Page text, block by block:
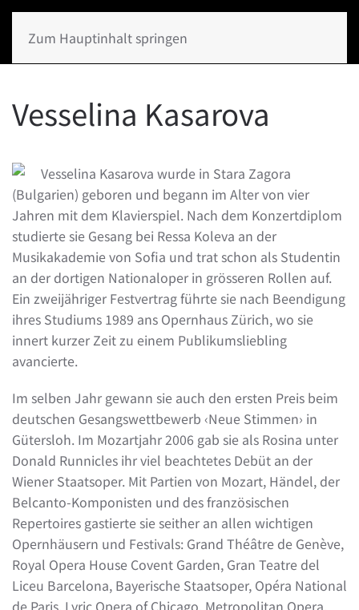
Zum Hauptinhalt springen
Vesselina Kasarova
Vesselina Kasarova wurde in Stara Zagora
(Bulgarien) geboren und begann im Alter von vier
Jahren mit dem Klavierspiel. Nach dem Konzertdiplom
studierte sie Gesang bei Ressa Koleva an der
Musikakademie von Sofia und trat schon als Studentin
an der dortigen Nationaloper in grösseren Rollen auf.
Ein zweijähriger Festvertrag führte sie nach Beendigung
ihres Studiums 1989 ans Opernhaus Zürich, wo sie
innert kurzer Zeit zu einem Publikumsliebling
avancierte.
Im selben Jahr gewann sie auch den ersten Preis beim
deutschen Gesangswettbewerb ‹Neue Stimmen› in
Gütersloh. Im Mozartjahr 2006 gab sie als Rosina unter
Donald Runnicles ihr viel beachtetes Debüt an der
Wiener Staatsoper. Mit Partien von Mozart, Händel, der
Belcanto-Komponisten und des französischen
Repertoires gastierte sie seither an allen wichtigen
Opernhäusern und Festivals: Grand Théâtre de Genève,
Royal Opera House Covent Garden, Gran Teatre del
Liceu Barcelona, Bayerische Staatsoper, Opéra National
de Paris, Lyric Opera of Chicago, Metropolitan Opera,